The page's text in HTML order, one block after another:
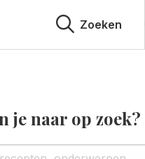
Zoeken
je naar op zoek?